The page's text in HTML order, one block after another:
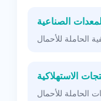
الصناعية
الاستهلاكية